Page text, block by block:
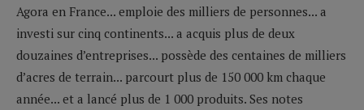
Agora en France... emploie des milliers de personnes... a
investi sur cinq continents... a acquis plus de deux
douzaines d’entreprises... possède des centaines de milliers
d’acres de terrain... parcourt plus de 150 000 km chaque
année... et a lancé plus de 1 000 produits. Ses notes